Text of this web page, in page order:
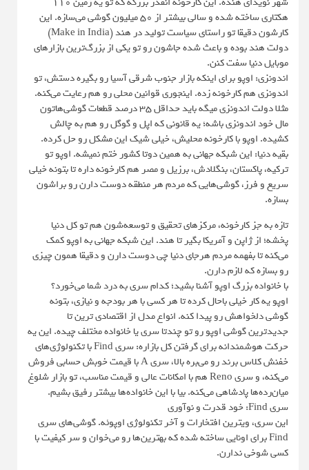
هکتاری ساخته شده و سالی بیشتر از ۵۰ میلیون گوشی می‌سازه. این
کارشون دقیقا تو راستای سیاست تولید در هند (Make in India)
دولت هند بوده و باعث شده جاشون رو تو یکی از بزرگ‌ترین بازارهای
موبایل دنیا سفت کنن.
اندونزی: اوپو برای اینکه بازار جنوب شرقی آسیا رو بگیره دستش، تو
اندونزی هم کارخونه زده. اینجوری قوانین محلی رو هم رعایت می‌کنه.
مثلا دولت اندونزی میگه باید حداقل ۳۵ درصد قطعات گوشی‌هاتون
مال خود اندونزی باشه؛ یه قانونی که اپل و گوگل رو هم به چالش
کشیده. اوپو با کارخونه محلیش، خیلی شیک این مشکل رو حل کرده.
بقیه دنیا: این شبکه جهانی به همین دوتا کشور ختم نمیشه. اوپو تو
ترکیه، پاکستان، بنگلادش، برزیل و مصر هم کارخونه داره تا بتونه خیلی
سریع و فرز، گوشی‌هایی که مردم هر منطقه دوست دارن رو براشون
بسازه.
تازه به جز کارخونه، مرکزهای تحقیق و توسعه‌شون هم تو کل دنیا
پخشه؛ از ژاپن و آمریکا بگیر تا هند. این شبکه جهانی به اوپو کمک
می‌کنه تا بفهمه مردم هرجای دنیا چی دوست دارن و دقیقا همون چیزی
رو بسازه که لازم دارن.
با خانواده بزرگ اوپو آشنا بشید؛ کدام سری به درد شما می‌خورد؟
اوپو یه کار خیلی باحال کرده تا هر کسی با هر بودجه و نیازی، بتونه
گوشی دلخواهش رو پیدا کنه. انواع مدل از اقتصادی ترین تا
جدیدترین گوشی اوپو رو تو چندتا سری یا خانواده مختلف چیده. این یه
حرکت هوشمندانه برای گرفتن کل بازاره: سری Find با تکنولوژی‌های
خفنش کلاس برند رو می‌بره بالا، سری A با قیمت خوبش حسابی فروش
می‌کنه، و سری Reno هم با امکانات عالی و قیمت مناسب، تو بازار شلوغ
میان‌رده‌ها پادشاهی می‌کنه. بیا با این خانواده‌ها بیشتر رفیق بشیم.
سری Find: خود قدرت و نوآوری
این سری، ویترین افتخارات و آخر تکنولوژی اوپوئه. گوشی‌های سری
Find برای اونایی ساخته شده که بهترین‌ها رو می‌خوان و سر کیفیت با
کسی شوخی ندارن.